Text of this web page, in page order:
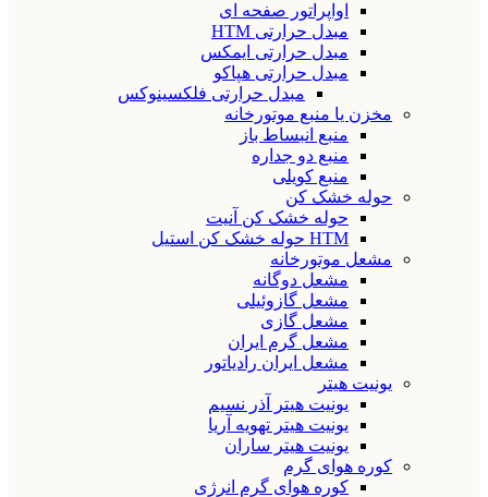
اواپراتور صفحه ای
مبدل حرارتی HTM
مبدل حرارتی ایمکس
مبدل حرارتی هپاکو
مبدل حرارتی فلکسینوکس
مخزن یا منبع موتورخانه
منبع انبساط باز
منبع دو جداره
منبع کویلی
حوله خشک کن
حوله خشک کن آنیت
HTM حوله خشک کن استیل
مشعل موتورخانه
مشعل دوگانه
مشعل گازوئیلی
مشعل گازی
مشعل گرم ایران
مشعل ایران رادیاتور
یونیت هیتر
یونیت هیتر آذر نسیم
یونیت هیتر تهویه آریا
یونیت هیتر ساران
کوره هوای گرم
کوره هوای گرم انرژی